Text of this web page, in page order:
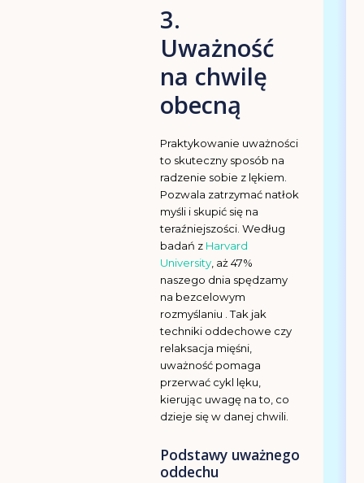
3.
Uważność
na chwilę
obecną
Praktykowanie uważności
to skuteczny sposób na
radzenie sobie z lękiem.
Pozwala zatrzymać natłok
myśli i skupić się na
teraźniejszości. Według
badań z Harvard
University , aż 47%
naszego dnia spędzamy
na bezcelowym
rozmyślaniu . Tak jak
techniki oddechowe czy
relaksacja mięśni,
uważność pomaga
przerwać cykl lęku,
kierując uwagę na to, co
dzieje się w danej chwili.
Podstawy uważnego
oddechu